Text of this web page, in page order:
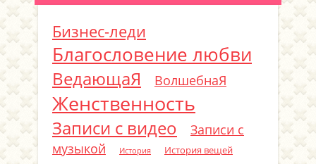
Бизнес-леди
Благословение любви
ВедающаЯ ВолшебнаЯ
Женственность
Записи с видео
Записи с
музыкой
История История вещей